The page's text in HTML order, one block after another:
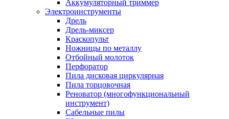
Аккумуляторный триммер
Электроинструменты
Дрель
Дрель-миксер
Краскопульт
Ножницы по металлу
Отбойный молоток
Перфоратор
Пила дисковая циркулярная
Пила торцовочная
Реноватор (многофункциональный
инструмент)
Сабельные пилы